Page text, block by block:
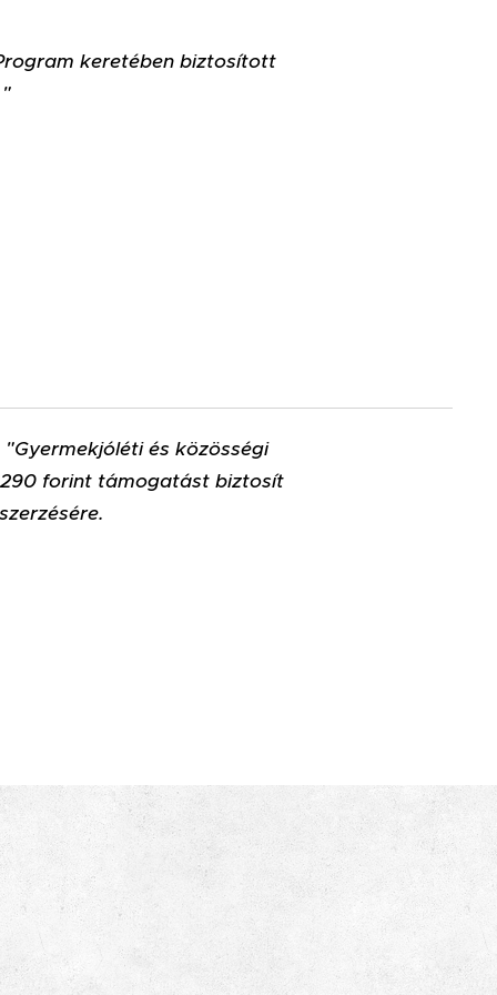
keretében biztosított
és közösségi
forint támogatást biztosít